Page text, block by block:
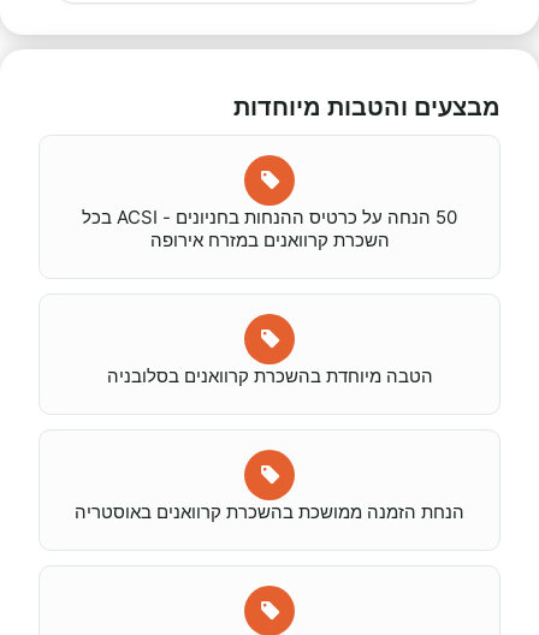
מבצעים והטבות מיוחדות
50 הנחה על כרטיס ההנחות בחניונים - ACSI בכל
השכרת קרוואנים במזרח אירופה
הטבה מיוחדת בהשכרת קרוואנים בסלובניה
הנחת הזמנה ממושכת בהשכרת קרוואנים באוסטריה